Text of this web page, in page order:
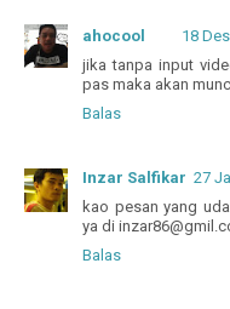
ahocool
18
jika tanpa input
pas maka akan
Balas
Inzar Salfikar 27
kao pesan yang
ya di
Balas